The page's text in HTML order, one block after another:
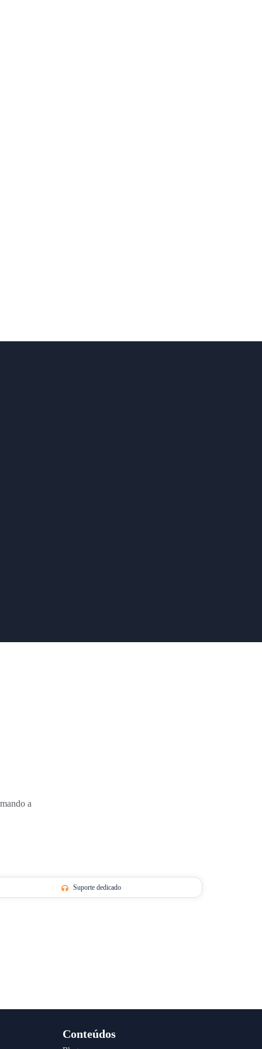
a
Suporte dedicado
Conteúdos